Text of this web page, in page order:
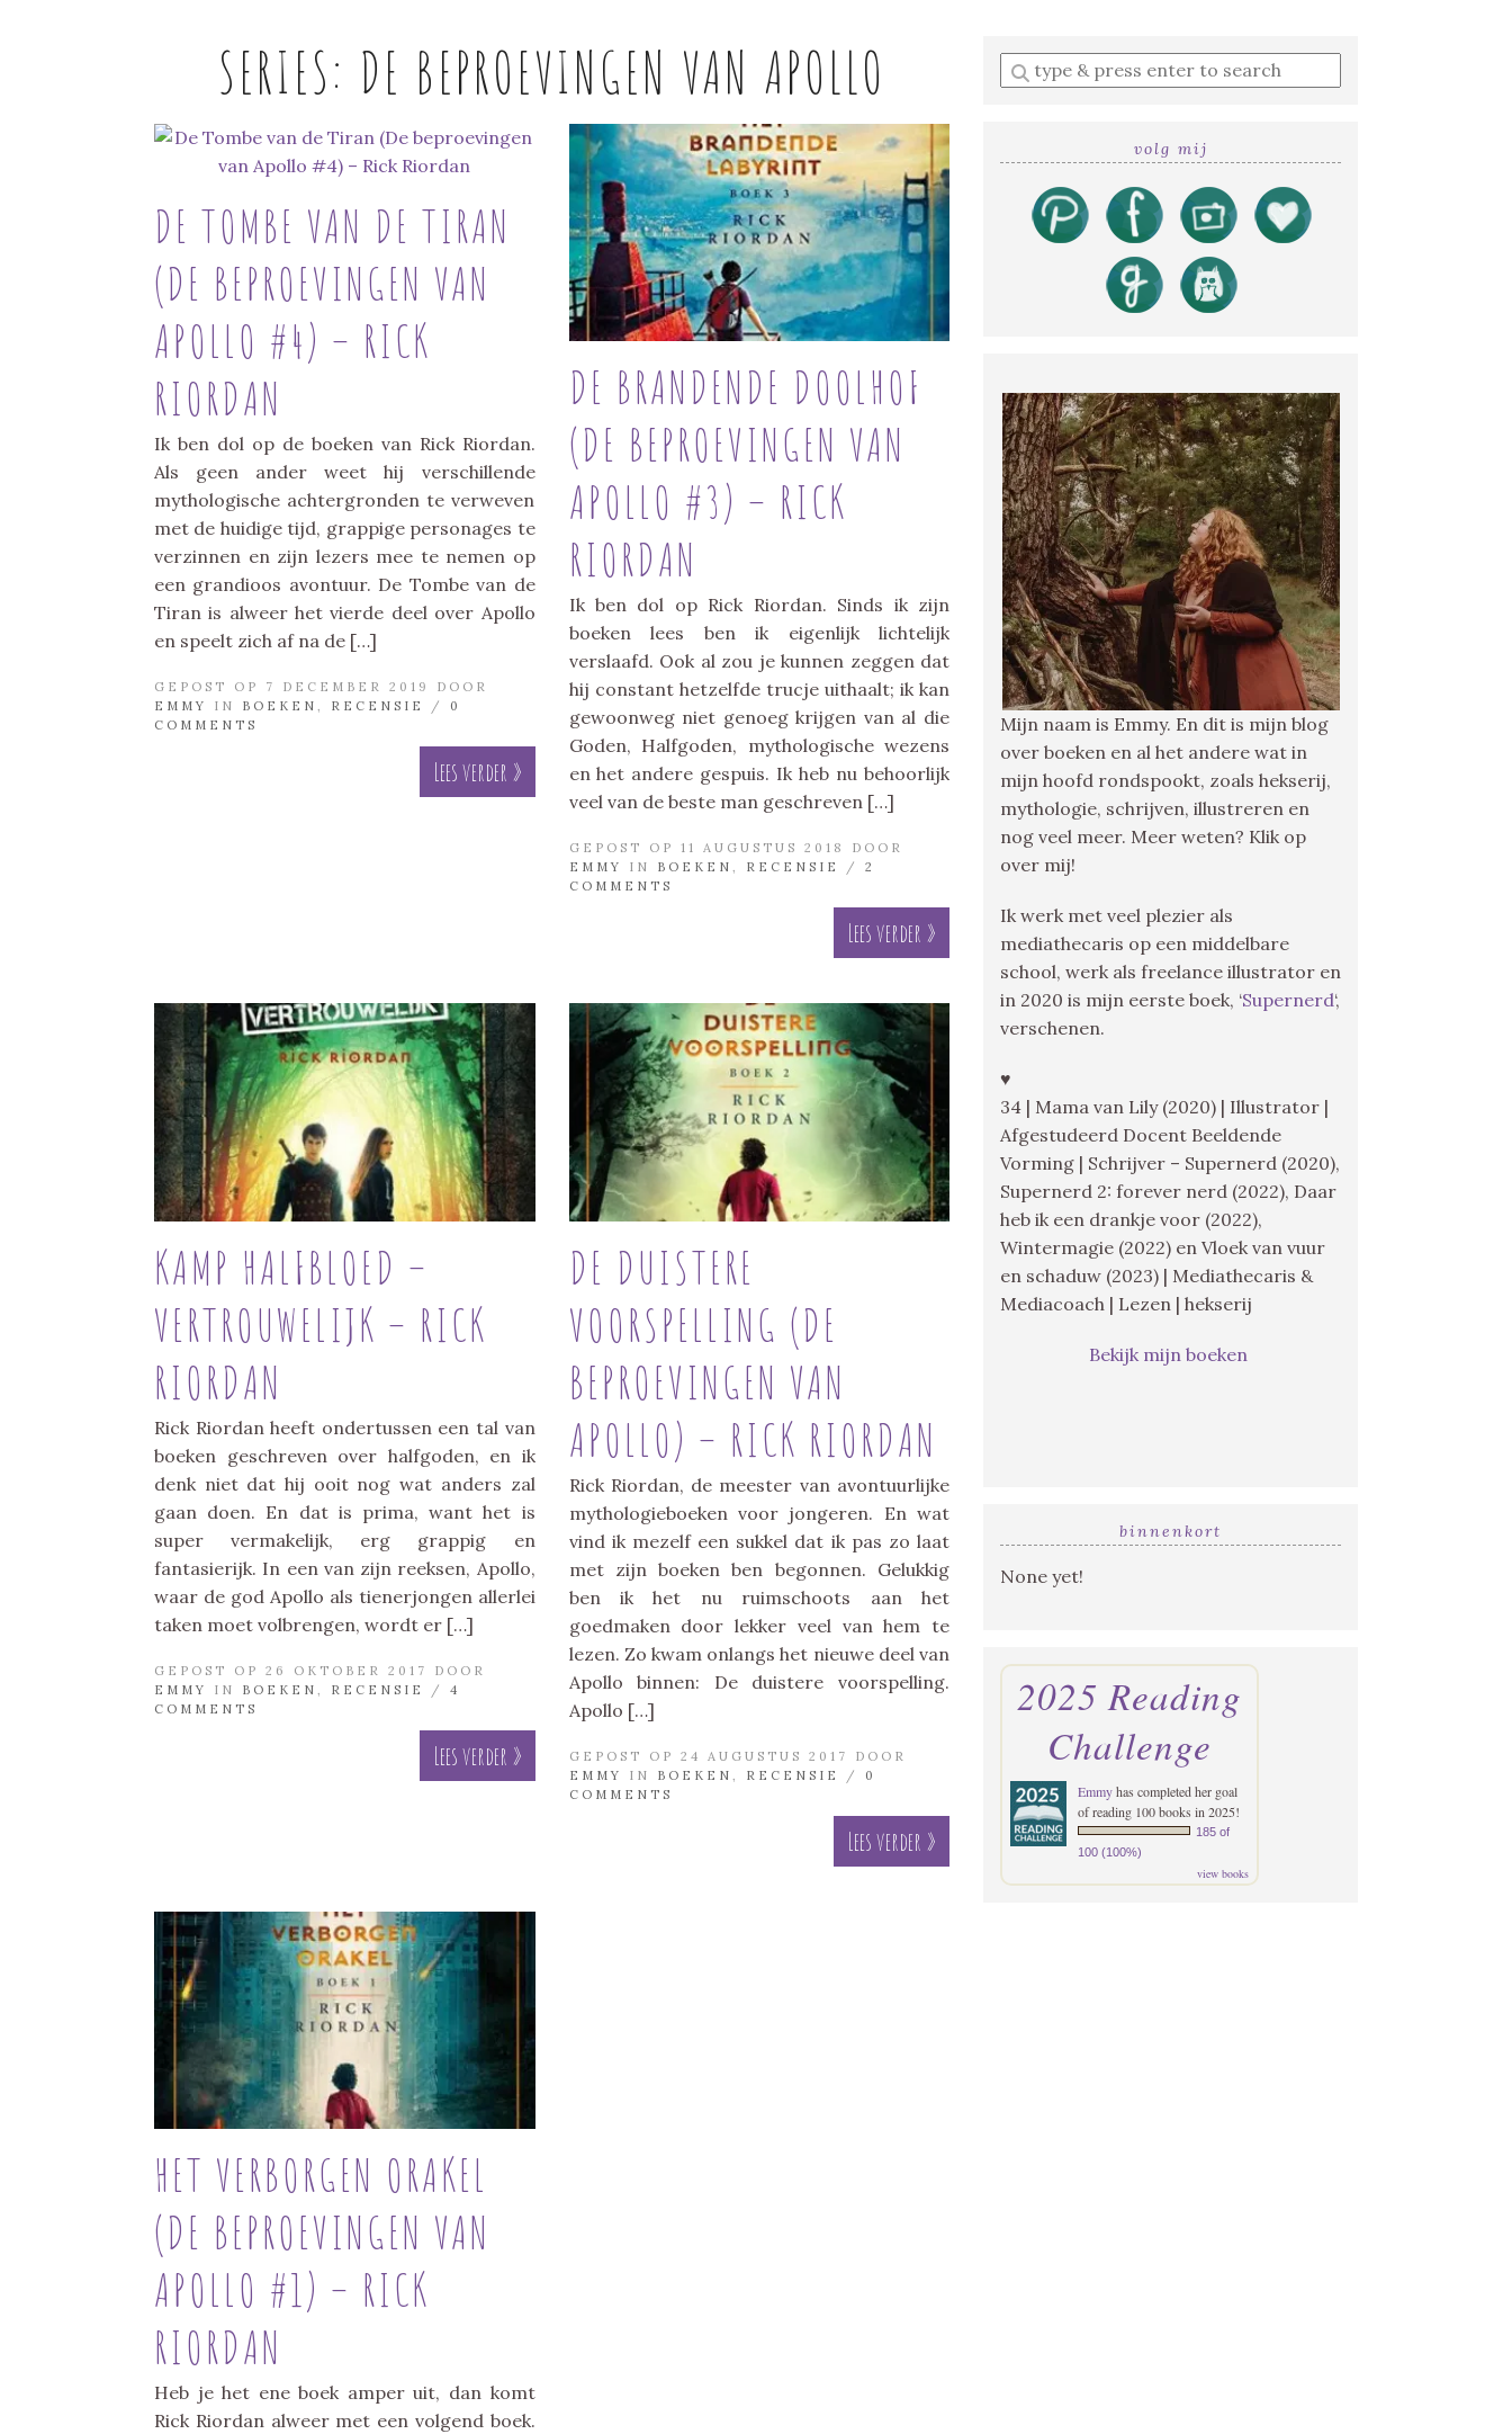
SERIES: DE BEPROEVINGEN VAN APOLLO
DE TOMBE VAN DE TIRAN
(DE BEPROEVINGEN VAN
APOLLO #4) – RICK
RIORDAN
Ik ben dol op de boeken van Rick Riordan.
Als geen ander weet hij verschillende
mythologische achtergronden te verweven
met de huidige tijd, grappige personages te
verzinnen en zijn lezers mee te nemen op
een grandioos avontuur. De Tombe van de
Tiran is alweer het vierde deel over Apollo
en speelt zich af na de […]
GEPOST OP 7 DECEMBER 2019 DOOR
EMMY
IN BOEKEN , RECENSIE / 0
COMMENTS
Lees verder »
DE BRANDENDE DOOLHOF
(DE BEPROEVINGEN VAN
APOLLO #3) – RICK
RIORDAN
Ik ben dol op Rick Riordan. Sinds ik zijn
boeken lees ben ik eigenlijk lichtelijk
verslaafd. Ook al zou je kunnen zeggen dat
hij constant hetzelfde trucje uithaalt; ik kan
gewoonweg niet genoeg krijgen van al die
Goden, Halfgoden, mythologische wezens
en het andere gespuis. Ik heb nu behoorlijk
veel van de beste man geschreven […]
GEPOST OP 11 AUGUSTUS 2018 DOOR
EMMY
IN BOEKEN , RECENSIE / 2
COMMENTS
Lees verder »
KAMP HALFBLOED –
VERTROUWELIJK – RICK
RIORDAN
Rick Riordan heeft ondertussen een tal van
boeken geschreven over halfgoden, en ik
denk niet dat hij ooit nog wat anders zal
gaan doen. En dat is prima, want het is
super vermakelijk, erg grappig en
fantasierijk. In een van zijn reeksen, Apollo,
waar de god Apollo als tienerjongen allerlei
taken moet volbrengen, wordt er […]
GEPOST OP 26 OKTOBER 2017 DOOR
EMMY
IN BOEKEN , RECENSIE / 4
COMMENTS
Lees verder »
DE DUISTERE
VOORSPELLING (DE
BEPROEVINGEN VAN
APOLLO) – RICK RIORDAN
Rick Riordan, de meester van avontuurlijke
mythologieboeken voor jongeren. En wat
vind ik mezelf een sukkel dat ik pas zo laat
met zijn boeken ben begonnen. Gelukkig
ben ik het nu ruimschoots aan het
goedmaken door lekker veel van hem te
lezen. Zo kwam onlangs het nieuwe deel van
Apollo binnen: De duistere voorspelling.
Apollo […]
GEPOST OP 24 AUGUSTUS 2017 DOOR
EMMY
IN BOEKEN , RECENSIE /
0
COMMENTS
Lees verder »
HET VERBORGEN ORAKEL
(DE BEPROEVINGEN VAN
APOLLO #1) – RICK
RIORDAN
Heb je het ene boek amper uit, dan komt
Rick Riordan alweer met een volgend boek.
Enter
a
volg mij
Mijn naam is Emmy. En dit is mijn blog
over boeken en al het andere wat in
mijn hoofd rondspookt, zoals hekserij,
mythologie, schrijven, illustreren en
nog veel meer. Meer weten? Klik op
over mij!
Ik werk met veel plezier als
mediathecaris op een middelbare
school, werk als freelance illustrator en
in 2020 is mijn eerste boek, ‘Supernerd‘,
verschenen.
♥
34 | Mama van Lily (2020) | Illustrator |
Afgestudeerd Docent Beeldende
Vorming | Schrijver – Supernerd (2020),
Supernerd 2: forever nerd (2022), Daar
heb ik een drankje voor (2022),
Wintermagie (2022) en Vloek van vuur
en schaduw (2023) | Mediathecaris &
Mediacoach | Lezen | hekserij
Bekijk mijn boeken
binnenkort
None yet!
2025 Reading
Challenge
Emmyhas completed her goal
of reading 100 books in 2025!
185 of
100 (100%)
view books